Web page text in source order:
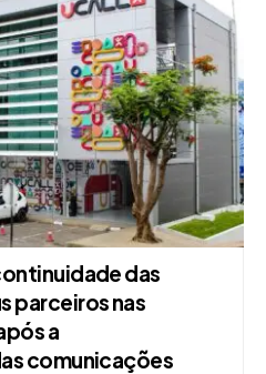
das
parceiros nas
a
comunicações